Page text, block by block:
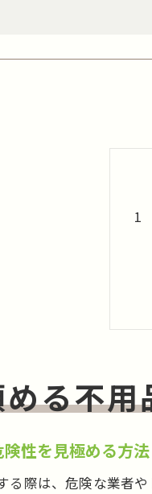
る不
性を見極める方法
る際は、危険な業者